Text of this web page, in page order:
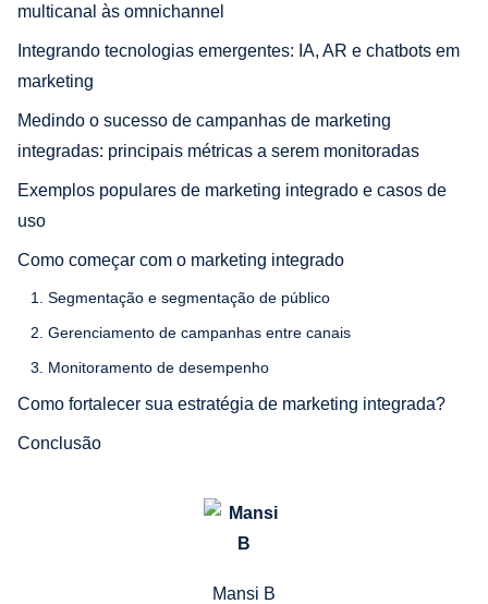
Mansi B
multicanal às omnichannel
Integrando tecnologias emergentes: IA, AR e chatbots em
marketing
Medindo o sucesso de campanhas de marketing
integradas: principais métricas a serem monitoradas
Exemplos populares de marketing integrado e casos de
uso
Como começar com o marketing integrado
1. Segmentação e segmentação de público
2. Gerenciamento de campanhas entre canais
3. Monitoramento de desempenho
Como fortalecer sua estratégia de marketing integrada?
Conclusão